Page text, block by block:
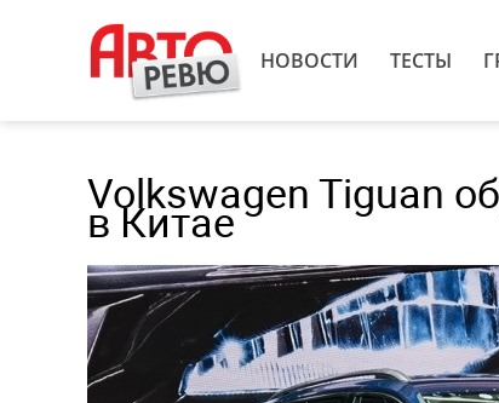
НОВОСТИ ТЕСТЫ
Volkswagen Tiguan
в Китае